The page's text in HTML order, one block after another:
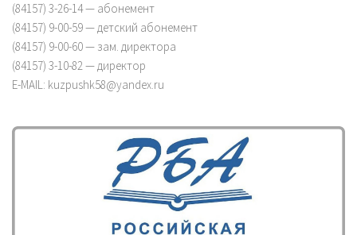
(84157) 3-26-14 — абонемент
(84157) 9-00-59 — детский абонемент
(84157) 9-00-60 — зам. директора
(84157) 3-10-82 — директор
E-MAIL: kuzpushk58@yandex.ru